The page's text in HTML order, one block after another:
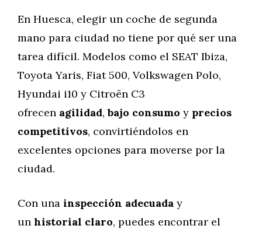
En Huesca, elegir un coche de segunda
mano para ciudad no tiene por qué ser una
tarea difícil. Modelos como el SEAT Ibiza,
Toyota Yaris, Fiat 500, Volkswagen Polo,
Hyundai i10 y Citroën C3
ofrecen agilidad,bajo consumo y precios
competitivos, convirtiéndolos en
excelentes opciones para moverse por la
ciudad.
Con una inspección adecuada y
un historial claro, puedes encontrar el